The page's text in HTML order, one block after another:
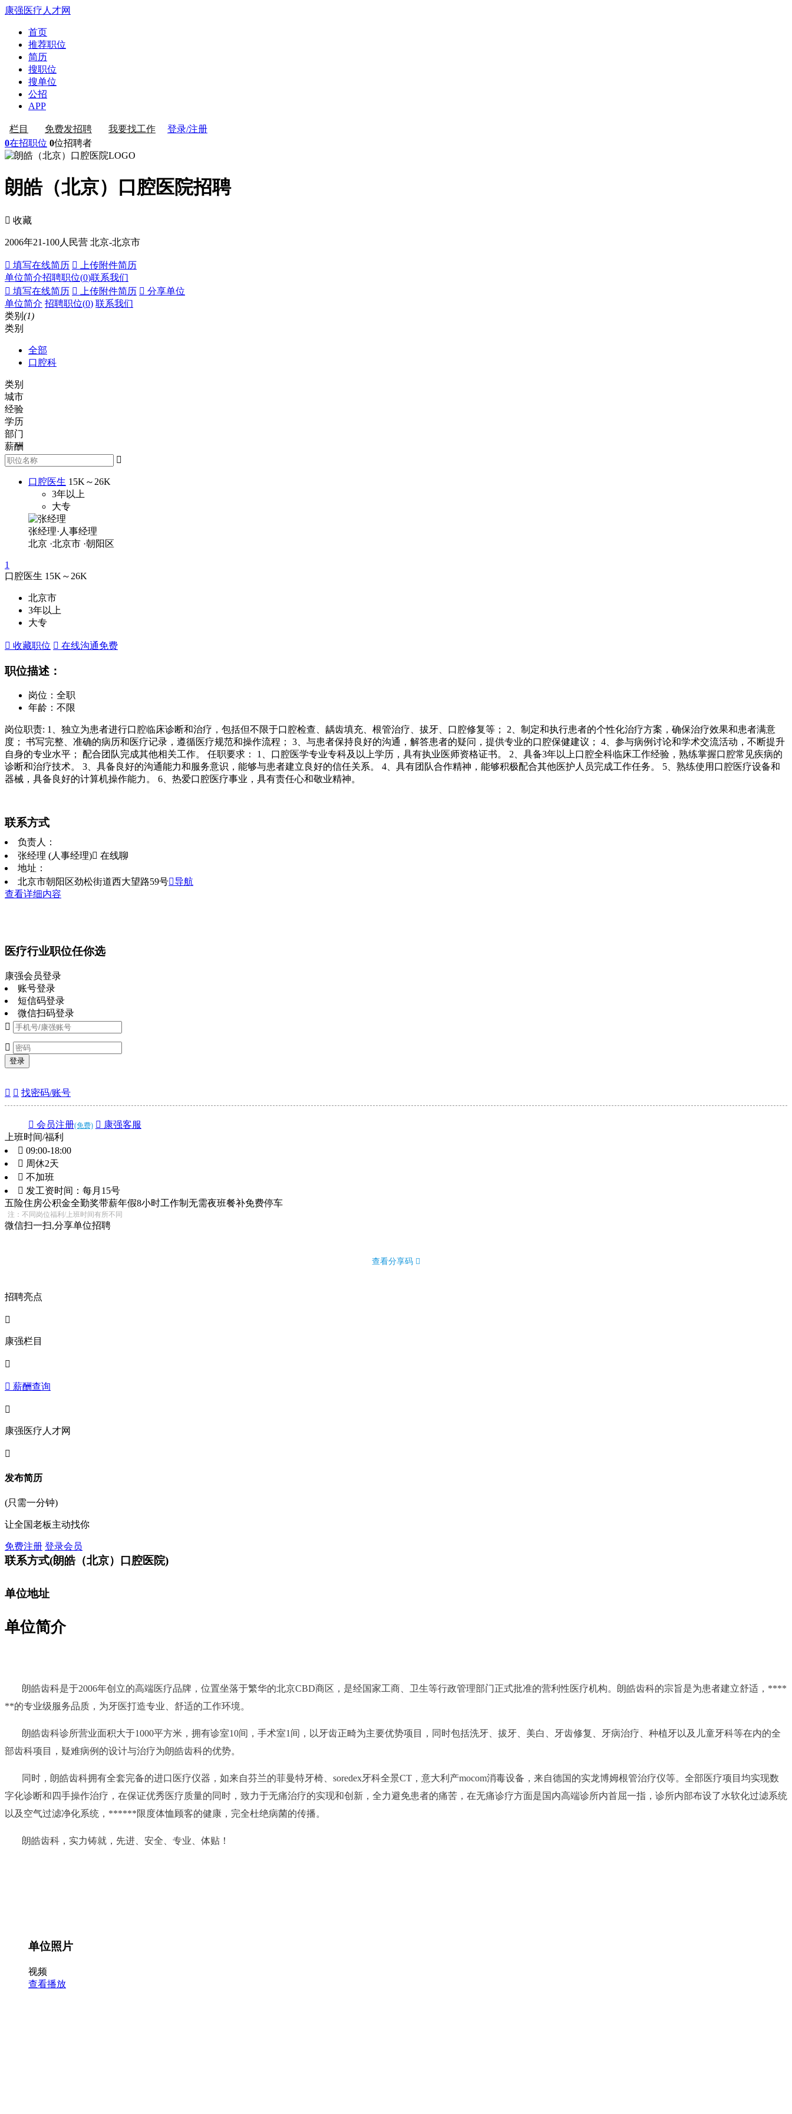
康强医疗人才网
首页
推荐职位
简历
搜职位
搜单位
公招
APP
栏目 免费发招聘 我要找工作
登录/注册
0在招职位 0位招聘者
朗皓（北京）口腔医院招聘
 收藏
2006年21-100人 民营 北京-北京市
 填写在线简历  上传附件简历
单位简介招聘职位(0)联系我们
 填写在线简历  上传附件简历  分享单位
单位简介 招聘职位(0) 联系我们
类别 (1)
类别
全部
口腔科
类别
城市
经验
学历
部门
薪酬

口腔医生 15K～26K
3年以上
大专
张经理·人事经理
北京 ·北京市 ·朝阳区
1
口腔医生 15K～26K
北京市
3年以上
大专
 收藏职位  在线沟通免费
职位描述：
岗位：全职
年龄：不限
岗位职责: 1、独立为患者进行口腔临床诊断和治疗，包括但不限于口腔检查、龋齿填充、根管治疗、拔牙、口腔修复等； 2、制定和执行患者的个性化治疗方案，确保治疗效果和患者满意
度； 书写完整、准确的病历和医疗记录，遵循医疗规范和操作流程； 3、与患者保持良好的沟通，解答患者的疑问，提供专业的口腔保健建议； 4、参与病例讨论和学术交流活动，不断提升
自身的专业水平； 配合团队完成其他相关工作。 任职要求： 1、口腔医学专业专科及以上学历，具有执业医师资格证书。 2、具备3年以上口腔全科临床工作经验，熟练掌握口腔常见疾病的
诊断和治疗技术。 3、具备良好的沟通能力和服务意识，能够与患者建立良好的信任关系。 4、具有团队合作精神，能够积极配合其他医护人员完成工作任务。 5、熟练使用口腔医疗设备和
器械，具备良好的计算机操作能力。 6、热爱口腔医疗事业，具有责任心和敬业精神。
联系方式
负责人：
张经理 (人事经理) 在线聊
地址：
北京市朝阳区劲松街道西大望路59号导航
查看详细内容
医疗行业职位任你选
康强会员登录
账号登录
短信码登录
微信扫码登录


登录
  找密码/账号
 会员注册(免费)  康强客服
上班时间/福利
 09:00-18:00
 周休2天
 不加班
 发工资时间：每月15号
五险住房公积金全勤奖带薪年假8小时工作制 无需夜班餐补免费停车
注：不同岗位福利/上班时间有所不同
微信扫一扫,分享单位招聘
查看分享码 
招聘亮点

康强栏目

 薪酬查询

康强医疗人才网

发布简历
(只需一分钟)
让全国老板主动找你
免费注册 登录会员
联系方式(朗皓（北京）口腔医院)
单位地址
单位简介
朗皓齿科是于2006年创立的高端医疗品牌，位置坐落于繁华的北京CBD商区，是经国家工商、卫生等行政管理部门正式批准的营利性医疗机构。朗皓齿科的宗旨是为患者建立舒适，****
**的专业级服务品质，为牙医打造专业、舒适的工作环境。
朗皓齿科诊所营业面积大于1000平方米，拥有诊室10间，手术室1间，以牙齿正畸为主要优势项目，同时包括洗牙、拔牙、美白、牙齿修复、牙病治疗、种植牙以及儿童牙科等在内的全
部齿科项目，疑难病例的设计与治疗为朗皓齿科的优势。
同时，朗皓齿科拥有全套完备的进口医疗仪器，如来自芬兰的菲曼特牙椅、soredex牙科全景CT，意大利产mocom消毒设备，来自德国的实龙博姆根管治疗仪等。全部医疗项目均实现数
字化诊断和四手操作治疗，在保证优秀医疗质量的同时，致力于无痛治疗的实现和创新，全力避免患者的痛苦，在无痛诊疗方面是国内高端诊所内首屈一指，诊所内部布设了水软化过滤系统
以及空气过滤净化系统，******限度体恤顾客的健康，完全杜绝病菌的传播。
朗皓齿科，实力铸就，先进、安全、专业、体贴！
单位照片
视频
查看播放